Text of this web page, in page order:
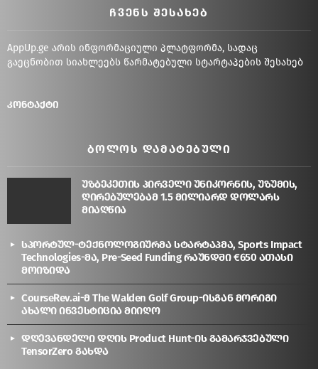
ᲩᲕᲔᲜᲡ ᲨᲔᲡᲐᲮᲔᲑ
AppUp.ge არის ინფორმაციული პლატფორმა, სადაც
გაეცნობით სიახლეებს წარმატებული სტარტაპების შესახებ
კონტაქტი
ᲑᲝᲚᲝᲡ ᲓᲐᲛᲐᲢᲔᲑᲣᲚᲘ
უზბეკეთის პირველი უნიკორნის, უზუმის,
ღირებულებამ 1.5 მილიარდ დოლარს
მიაღწია
სპორტულ-ტექნოლოგიურმა სტარტაპმა, Sports Impact
Technologies-მა, Pre-Seed Funding რაუნდში €650 ათასი
მოიზიდა
CourseRev.ai-მ The Walden Golf Group-ისგან მორიგი
ახალი ინვესტიცია მიიღო
დღევანდელი დღის Product Hunt-ის გამარჯვებული
TensorZero გახდა